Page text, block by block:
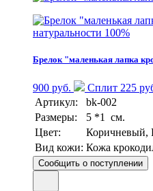
натуральности 100%
Брелок "маленькая лапка
900 руб.
Сплит 225
Артикул:
bk-002
Размеры:
5 *1 см.
Цвет:
Коричневый,
Вид кожи: Кожа
Сообщить о поступлении